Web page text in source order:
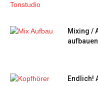
Mixing /
aufbauen
Endlich!